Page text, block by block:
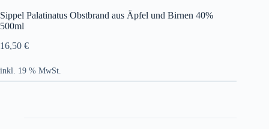
Sippel Palatinatus Obstbrand aus Äpfel und Birnen 40%
500ml
16,50 €
inkl. 19 % MwSt.